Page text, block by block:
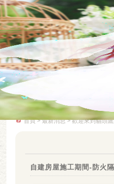
首頁>最新消息> 歡迎來到貓頭
自建房屋施工期間-防火